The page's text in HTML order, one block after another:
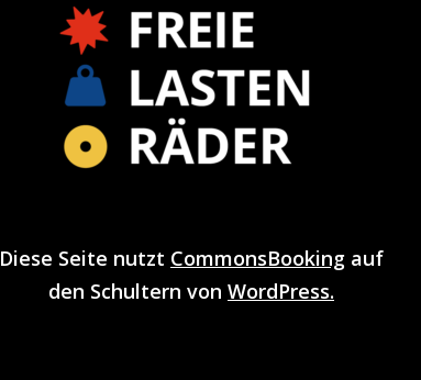
Diese Seite nutzt CommonsBooking auf
den Schultern von WordPress.